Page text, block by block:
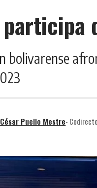
bolivarense
Puello Mestre-